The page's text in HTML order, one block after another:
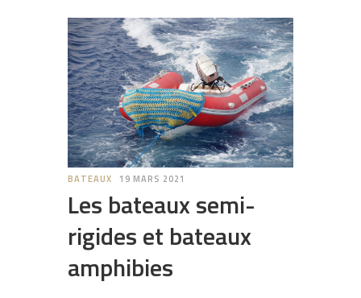
BATEAUX 19 MARS 2021
Les bateaux semi-
rigides et bateaux
amphibies